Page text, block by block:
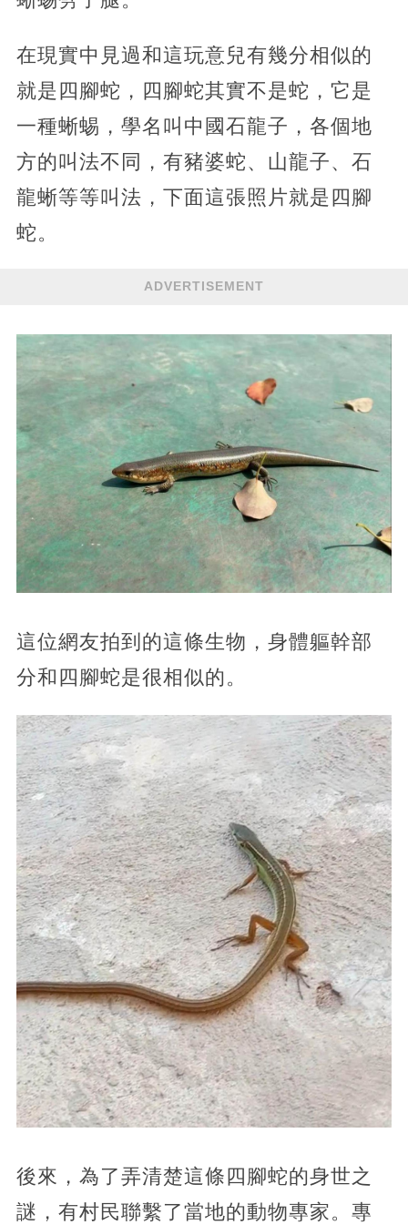
在現實中見過和這玩意兒有幾分相似的
就是四腳蛇，四腳蛇其實不是蛇，它是
一種蜥蜴，學名叫中國石龍子，各個地
方的叫法不同，有豬婆蛇、山龍子、石
龍蜥等等叫法，下面這張照片就是四腳
蛇。
ADVERTISEMENT
這位網友拍到的這條生物，身體軀幹部
分和四腳蛇是很相似的。
後來，為了弄清楚這條四腳蛇的身世之
謎，有村民聯繫了當地的動物專家。專